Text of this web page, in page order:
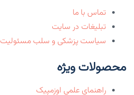
تماس با ما
تبلیغات در سایت
سیاست پزشکی و سلب مسئولیت
محصولات ویژه
راهنمای علمی اوزمپیک